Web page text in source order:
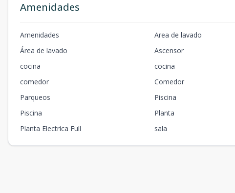
Amenidades
Amenidades Area de lavado
Área de lavado
Ascensor
cocina
cocina
comedor
Comedor
Parqueos
Piscina
Piscina
Planta
Planta Electríca Full
sala